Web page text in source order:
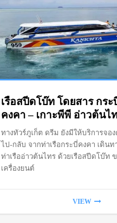
เรือสปีดโบ๊ท โดยสาร กระ
คงคา – เกาะพีพี อ่าวต้นไ
ทางทัวร์ภูเก็ต ดรีม ยังมีให้บริการจอง
ไป-กลับ จากท่าเรือกระบี่คงคา เดินท
ท่าเรืออ่าวต้นไทร ด้วยเรือสปีดโบ๊ท
เครื่องยนต์
VIEW